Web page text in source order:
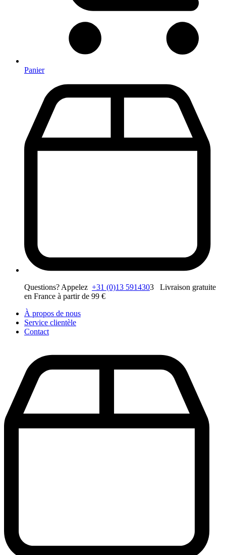
Panier
Questions? Appelez +31 (0)13 5914303 Livraison gratuite
en France à partir de 99 €
À propos de nous
Service clientèle
Contact